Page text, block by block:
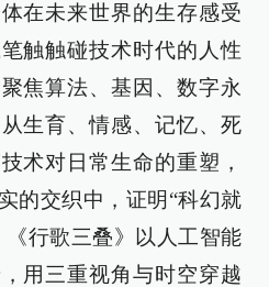
在未来世界的生存感受
触触碰技术时代的人性
焦算法、基因、数字永
生育、情感、记忆、死
术对日常生命的重塑，
的交织中，证明“科幻就
行歌三叠》以人工智能
用三重视角与时空穿越